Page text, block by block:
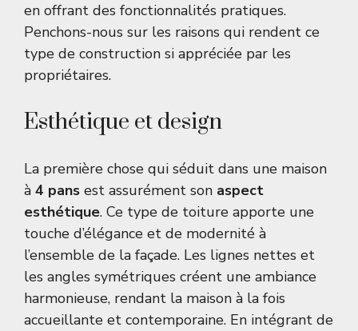
en offrant des fonctionnalités pratiques.
Penchons-nous sur les raisons qui rendent ce
type de construction si appréciée par les
propriétaires.
Esthétique et design
La première chose qui séduit dans une maison
à 4 pans est assurément son aspect
esthétique. Ce type de toiture apporte une
touche d’élégance et de modernité à
l’ensemble de la façade. Les lignes nettes et
les angles symétriques créent une ambiance
harmonieuse, rendant la maison à la fois
accueillante et contemporaine. En intégrant de